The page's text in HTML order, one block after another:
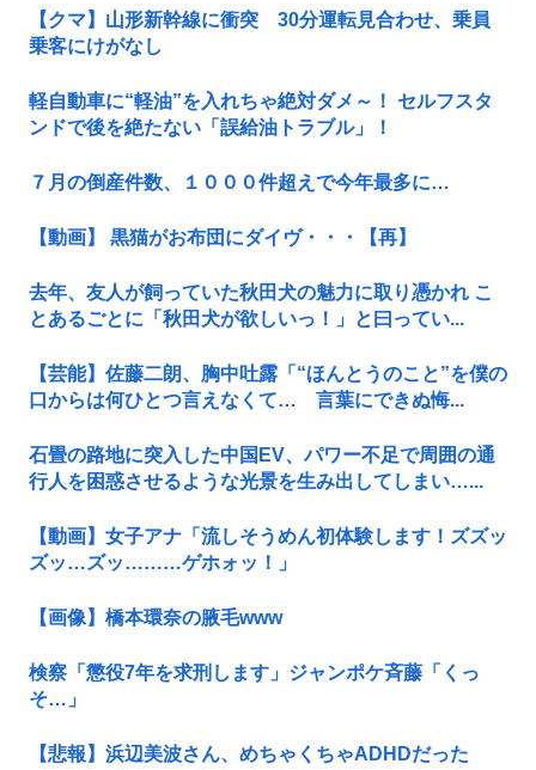
【クマ】山形新幹線に衝突 30分運転見合わせ、乗員
乗客にけがなし
軽自動車に“軽油”を入れちゃ絶対ダメ～！ セルフスタ
ンドで後を絶たない「誤給油トラブル」！
７月の倒産件数、１０００件超えで今年最多に…
【動画】 黒猫がお布団にダイヴ・・・【再】
去年、友人が飼っていた秋田犬の魅力に取り憑かれ こ
とあるごとに「秋田犬が欲しいっ！」と曰ってい...
【芸能】佐藤二朗、胸中吐露「“ほんとうのこと”を僕の
口からは何ひとつ言えなくて… 言葉にできぬ悔...
石畳の路地に突入した中国EV、パワー不足で周囲の通
行人を困惑させるような光景を生み出してしまい…...
【動画】女子アナ「流しそうめん初体験します！ズズッ
ズッ…ズッ………ゲホォッ！」
【画像】橋本環奈の腋毛www
検察「懲役7年を求刑します」ジャンポケ斉藤「くっ
そ…」
【悲報】浜辺美波さん、めちゃくちゃADHDだった